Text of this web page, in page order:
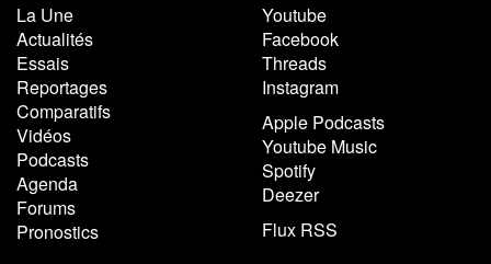
La Une
Actualités
Essais
Reportages
Comparatifs
Vidéos
Podcasts
Agenda
Forums
Pronostics
Youtube
Facebook
Threads
Instagram
Apple Podcasts
Youtube Music
Spotify
Deezer
Flux RSS